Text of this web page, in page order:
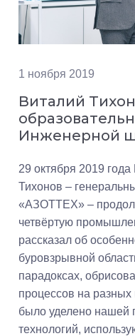
1 ноября 2019
Виталий
Инженерной
29 октября 2019
Тихонов –
«АЗОТТЕХ» –
четвёртую
рассказал об
буровзрывной
парадоксах,
процессов на
было уделено нашей
технологий,